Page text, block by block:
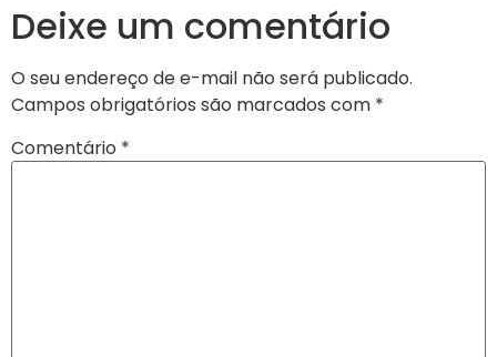
Deixe um comentário
O seu endereço de e-mail não será publicado.
Campos obrigatórios são marcados com *
Comentário *